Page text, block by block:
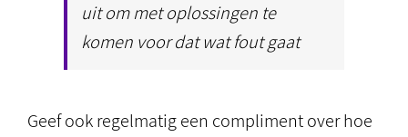
uit om met oplossingen te
komen voor dat wat fout gaat
Geef ook regelmatig een compliment over hoe